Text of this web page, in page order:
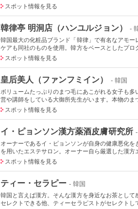
スポット情報を見る
韓律亭 明洞店（ハンユルジョン） -
韓国最大の化粧品ブランド「韓律」で有名なアモ
ケアも同社のものを使用。韓方をベースとしたプロ
スポット情報を見る
皇后美人（ファンフミイン） - 韓国
ボリュームたっぷりのまつ毛にあこがれる女子も
営や講師をしている大御所先生がいます。本物のま
スポット情報を見る
イ・ピョンソン漢方薬酒皮膚研究所
オーナーであるイ・ピョンソンが自身の健康悪化
を用いたエステサロン。オーナー自ら厳選した漢方
スポット情報を見る
ティー・セラピー - 韓国
韓国と言えば漢方。そんな漢方を身近なお茶とし
セレクトできる他、ティーセラピストがセレクトし